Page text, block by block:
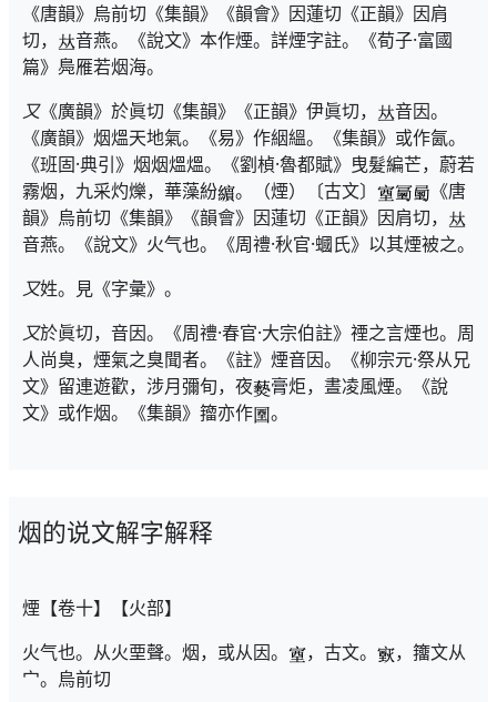
《唐韻》烏前切《集韻》《韻會》因蓮切《正韻》因肩
切，
音燕。《說文》本作煙。詳煙字註。《荀子·富國
篇》鳧雁若烟海。
又《廣韻》於眞切《集韻》《正韻》伊眞切，
音因。
《廣韻》烟熅天地氣。《易》作絪縕。《集韻》或作氤。
《班固·典引》烟烟熅熅。《劉楨·魯都賦》曳髮編芒，蔚若
霧烟，九采灼爍，華藻紛
。（煙）〔古文〕
《唐
韻》烏前切《集韻》《韻會》因蓮切《正韻》因肩切，
音燕。《說文》火气也。《周禮·秋官·蟈氏》以其煙被之。
又姓。見《字彙》。
又於眞切，音因。《周禮·春官·大宗伯註》禋之言煙也。周
人尚臭，煙氣之臭聞者。《註》煙音因。《柳宗元·祭从兄
文》留連遊歡，涉月彌旬，夜
膏炬，晝凌風煙。《說
文》或作烟。《集韻》籀亦作
。
烟的说文解字解释
煙【卷十】【火部】
火气也。从火垔聲。烟，或从因。
，古文。
，籒文从
宀。烏前切